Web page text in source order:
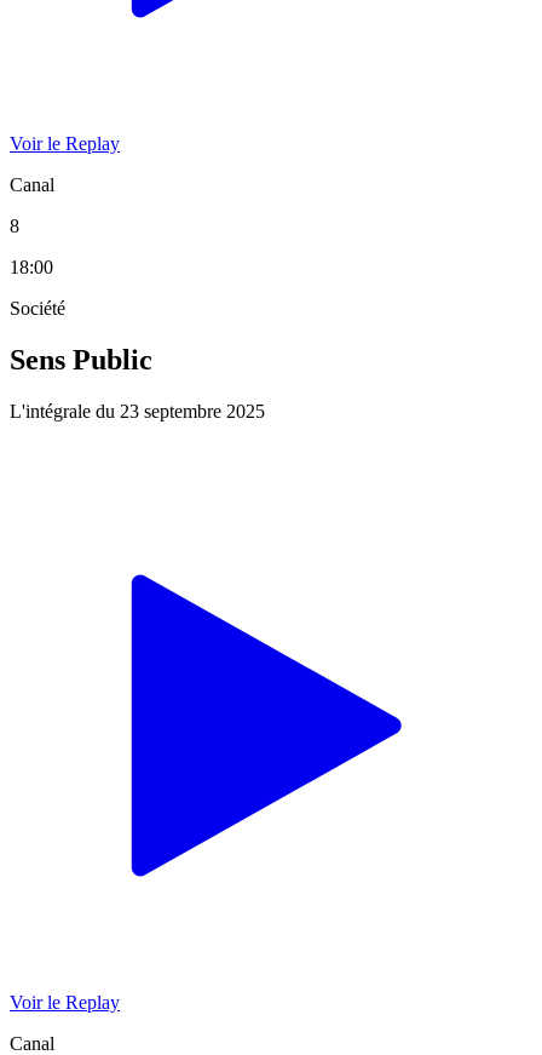
Voir le Replay
Canal
8
18:00
Société
Sens Public
L'intégrale du 23 septembre 2025
Voir le Replay
Canal